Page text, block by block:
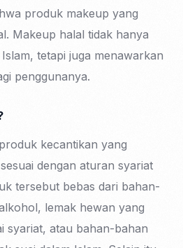
produk makeup yang
Makeup halal tidak hanya
tetapi juga menawarkan
penggunanya.
kecantikan yang
dengan aturan syariat
tersebut bebas dari bahan-
lemak hewan yang
syariat, atau bahan-bahan